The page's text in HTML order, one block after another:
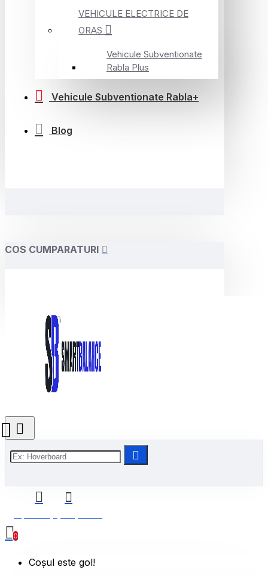
VEHICULE ELECTRICE DE
ORAS
Vehicule Subventionate
Rabla Plus
Vehicule Subventionate Rabla+
Blog
COS CUMPARATURI
0
Coșul este gol!